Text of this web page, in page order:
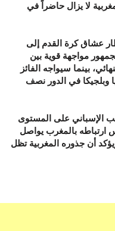
لا يزال حاضراً في
عشاق كرة القدم إلى
يترقب الجمهور مواجهة قوية بين
بينما سيواجه الفائز
وبلجيكا في الدور نصف
الإسباني على المستوى
ارتباطه بالمغرب يواصل
أن جذوره المغربية تظل